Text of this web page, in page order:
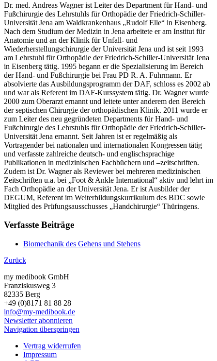
Dr. med. Andreas Wagner ist Leiter des Department für Hand- und
Fußchirurgie des Lehrstuhls für Orthopädie der Friedrich-Schiller-
Universität Jena am Waldkrankenhaus „Rudolf Elle“ in Eisenberg.
Nach dem Studium der Medizin in Jena arbeitete er am Institut für
Anatomie und an der Klinik für Unfall- und
Wiederherstellungschirurgie der Universität Jena und ist seit 1993
am Lehrstuhl für Orthopädie der Friedrich-Schiller-Universität Jena
in Eisenberg tätig. 1995 begann er die Spezialisierung im Bereich
der Hand- und Fußchirurgie bei Frau PD R. A. Fuhrmann. Er
absolvierte das Ausbildungsprogramm der DAF, schloss es 2002 ab
und war als Referent im DAF-Kurssystem tätig. Dr. Wagner wurde
2000 zum Oberarzt ernannt und leitete unter anderem den Bereich
der septischen Chirurgie der orthopädischen Klinik. 2011 wurde er
zum Leiter des neu gegründeten Departments für Hand- und
Fußchirurgie des Lehrstuhls für Orthopädie der Friedrich-Schiller-
Universität Jena ernannt. Seit Jahren ist er regelmäßig als
Vortragender bei nationalen und internationalen Kongressen tätig
und verfasste zahlreiche deutsch- und englischsprachige
Publikationen in medizinischen Fachbüchern und –zeitschriften.
Zudem ist Dr. Wagner als Reviewer bei mehreren medizinischen
Zeitschriften u.a. bei „Foot & Ankle International“ aktiv und lehrt im
Fach Orthopädie an der Universität Jena. Er ist Ausbilder der
DEGUM, Referent im Weiterbildungskurrikulum des BDC sowie
Mitglied des Prüfungsausschusses „Handchirurgie“ Thüringens.
Verfasste Beiträge
Biomechanik des Gehens und Stehens
Zurück
my medibook GmbH
Franziskusweg 3
82335 Berg
+49 (0)8171 81 88 28
info@my-medibook.de
Newsletter abonnieren
Navigation überspringen
Vertrag widerrufen
Impressum